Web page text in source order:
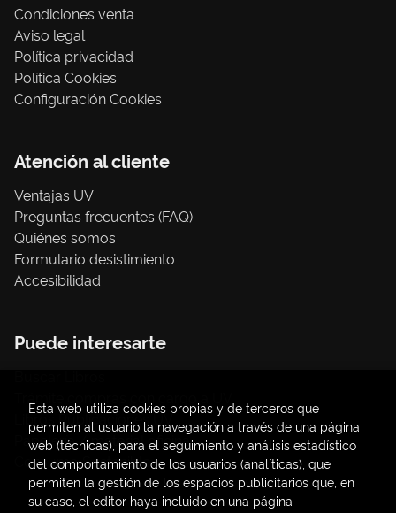
Condiciones venta
Aviso legal
Política privacidad
Política Cookies
Configuración Cookies
Atención al cliente
Ventajas UV
Preguntas frecuentes (FAQ)
Quiénes somos
Formulario desistimiento
Accesibilidad
Puede interesarte
Libros Publicaciones UV
Papelería / material oficina
Consumo Sostenible
Esta web utiliza cookies propias y de terceros que
permiten al usuario la navegación a través de una página
web (técnicas), para el seguimiento y análisis estadístico
del comportamiento de los usuarios (analíticas), que
permiten la gestión de los espacios publicitarios que, en
su caso, el editor haya incluido en una página